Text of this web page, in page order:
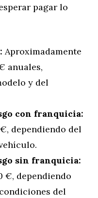
pagar lo
Aproximadamente
anuales,
y del
con franquicia:
dependiendo del
sin franquicia:
€, dependiendo
del